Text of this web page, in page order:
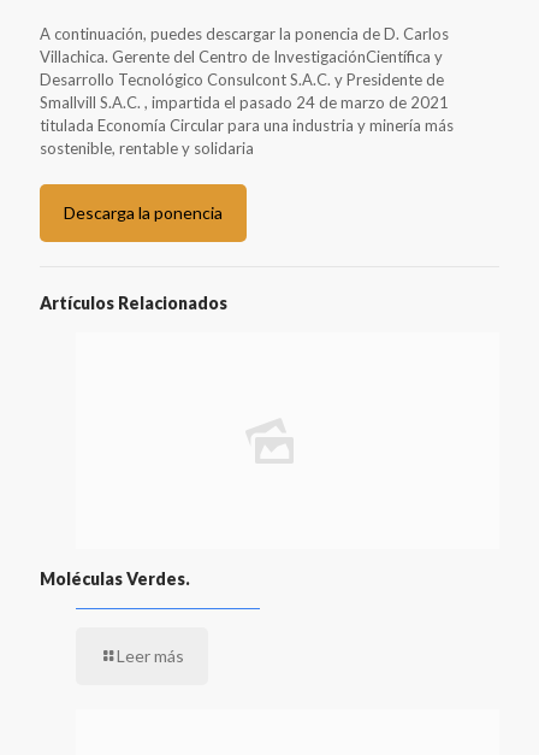
A continuación, puedes descargar la ponencia de D. Carlos
Villachica. Gerente del Centro de InvestigaciónCientífica y
Desarrollo Tecnológico Consulcont S.A.C. y Presidente de
Smallvill S.A.C. , impartida el pasado 24 de marzo de 2021
titulada Economía Circular para una industria y minería más
sostenible, rentable y solidaria
Descarga la ponencia
Artículos Relacionados
Moléculas Verdes.
Leer más